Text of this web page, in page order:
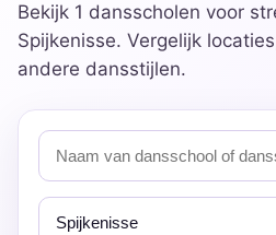
Bekijk 1 dansscholen voor
Spijkenisse. Vergelijk
andere dansstijlen.